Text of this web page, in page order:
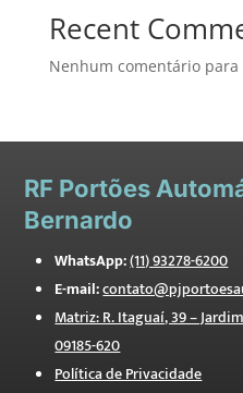
Recent
Nenhum comentário para
RF Portões
Bernardo
WhatsApp:(11) 93278-6200
E-mail:
Matriz: R. Itaguaí, 39 –
09185-620
Política de Privacidade